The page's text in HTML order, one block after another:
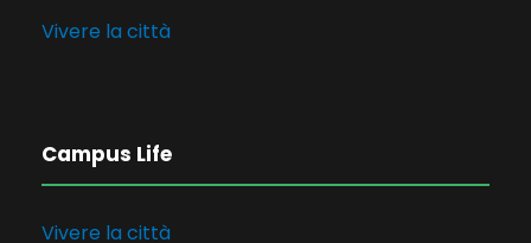
Vivere la città
Campus Life
Vivere la città